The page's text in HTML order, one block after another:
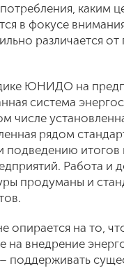
каким
в фокусе
различается от
ЮНИДО на
система
числе
рядом
подведению
Работа и
продуманы и
опирается на то,
на внедрение
поддерживать